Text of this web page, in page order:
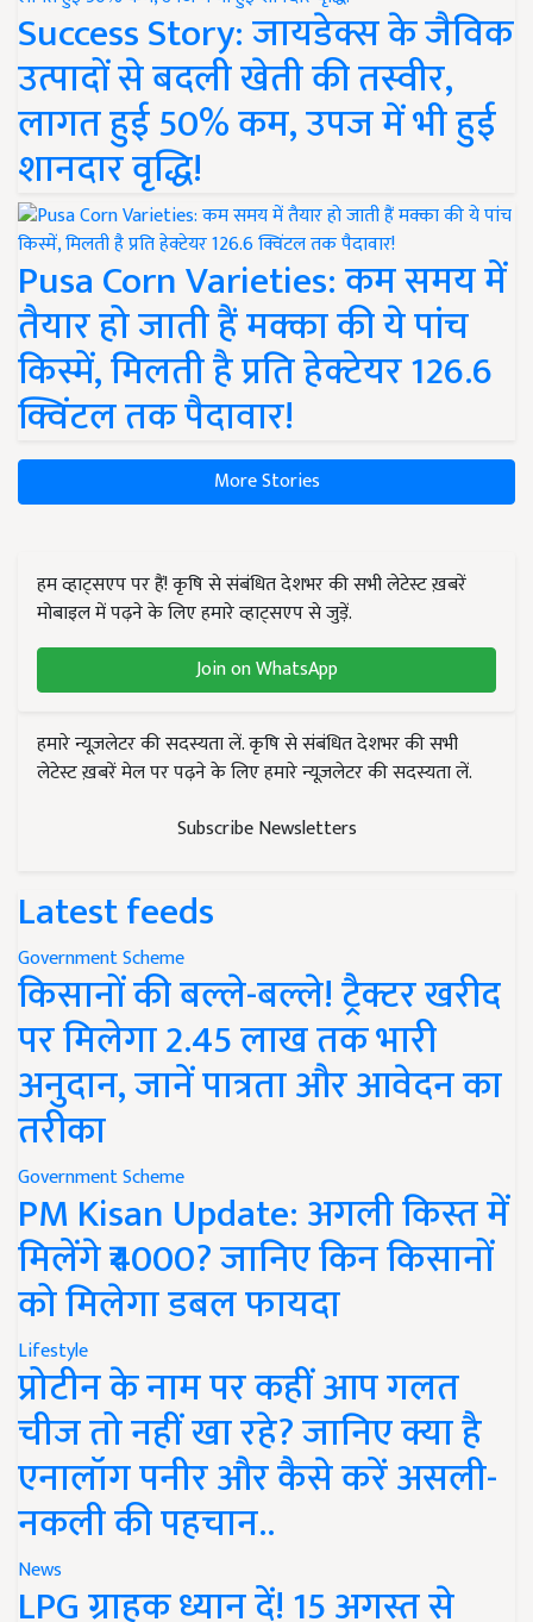
Success Story: जायडेक्स के जैविक
उत्पादों से बदली खेती की तस्वीर,
लागत हुई 50% कम, उपज में भी हुई
शानदार वृद्धि!
Pusa Corn Varieties: कम समय में
तैयार हो जाती हैं मक्का की ये पांच
किस्में, मिलती है प्रति हेक्टेयर 126.6
क्विंटल तक पैदावार!
More Stories
हम व्हाट्सएप पर हैं! कृषि से संबंधित देशभर की सभी लेटेस्ट ख़बरें
मोबाइल में पढ़ने के लिए हमारे व्हाट्सएप से जुड़ें.
Join on WhatsApp
हमारे न्यूज़लेटर की सदस्यता लें. कृषि से संबंधित देशभर की सभी
लेटेस्ट ख़बरें मेल पर पढ़ने के लिए हमारे न्यूज़लेटर की सदस्यता लें.
Subscribe Newsletters
Latest feeds
Government Scheme
किसानों की बल्ले-बल्ले! ट्रैक्टर खरीद
पर मिलेगा 2.45 लाख तक भारी
अनुदान, जानें पात्रता और आवेदन का
तरीका
Government Scheme
PM Kisan Update: अगली किस्त में
मिलेंगे ₹4000? जानिए किन किसानों
को मिलेगा डबल फायदा
Lifestyle
प्रोटीन के नाम पर कहीं आप गलत
चीज तो नहीं खा रहे? जानिए क्या है
एनालॉग पनीर और कैसे करें असली-
नकली की पहचान..
News
LPG ग्राहक ध्यान दें! 15 अगस्त से